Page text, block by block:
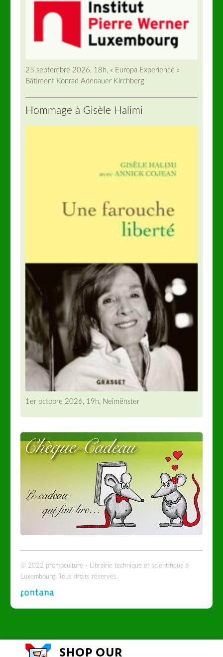
25 septembre 2026, 18h, « Europa Experience »
Bâtiment Konrad Adenauer Kirchberg
Hommage à Gisèle Halimi
1er octobre 2026, 19h, Neimënster
© 2022 promoculture - Librairie technique et scientifique à
Luxembourg. Tous droits réservés.